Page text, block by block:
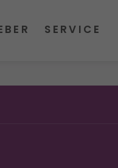
SERVICE